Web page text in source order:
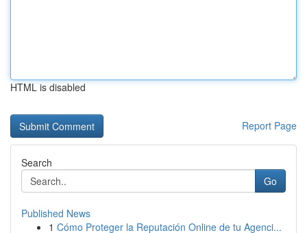
HTML is disabled
Report Page
Search
Go
Published News
1 Cómo Proteger la Reputación Online de tu Agenci...